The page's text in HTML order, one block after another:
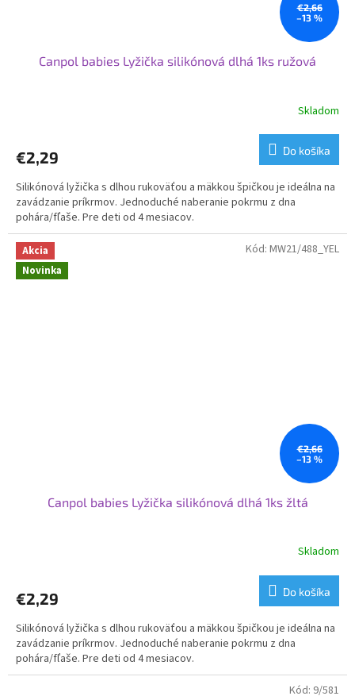
€2,66
–13 %
Canpol babies Lyžička silikónová dlhá 1ks ružová
Skladom
€2,29 Do košíka
Silikónová lyžička s dlhou rukoväťou a mäkkou špičkou je ideálna na
zavádzanie príkrmov. Jednoduché naberanie pokrmu z dna
pohára/fľaše. Pre deti od 4 mesiacov.
Akcia
Novinka
€2,66
–13 %
Canpol babies Lyžička silikónová dlhá 1ks žltá
Skladom
€2,29 Do košíka
Silikónová lyžička s dlhou rukoväťou a mäkkou špičkou je ideálna na
zavádzanie príkrmov. Jednoduché naberanie pokrmu z dna
pohára/fľaše. Pre deti od 4 mesiacov.
Kód: MW21/488_YEL
Kód: 9/581